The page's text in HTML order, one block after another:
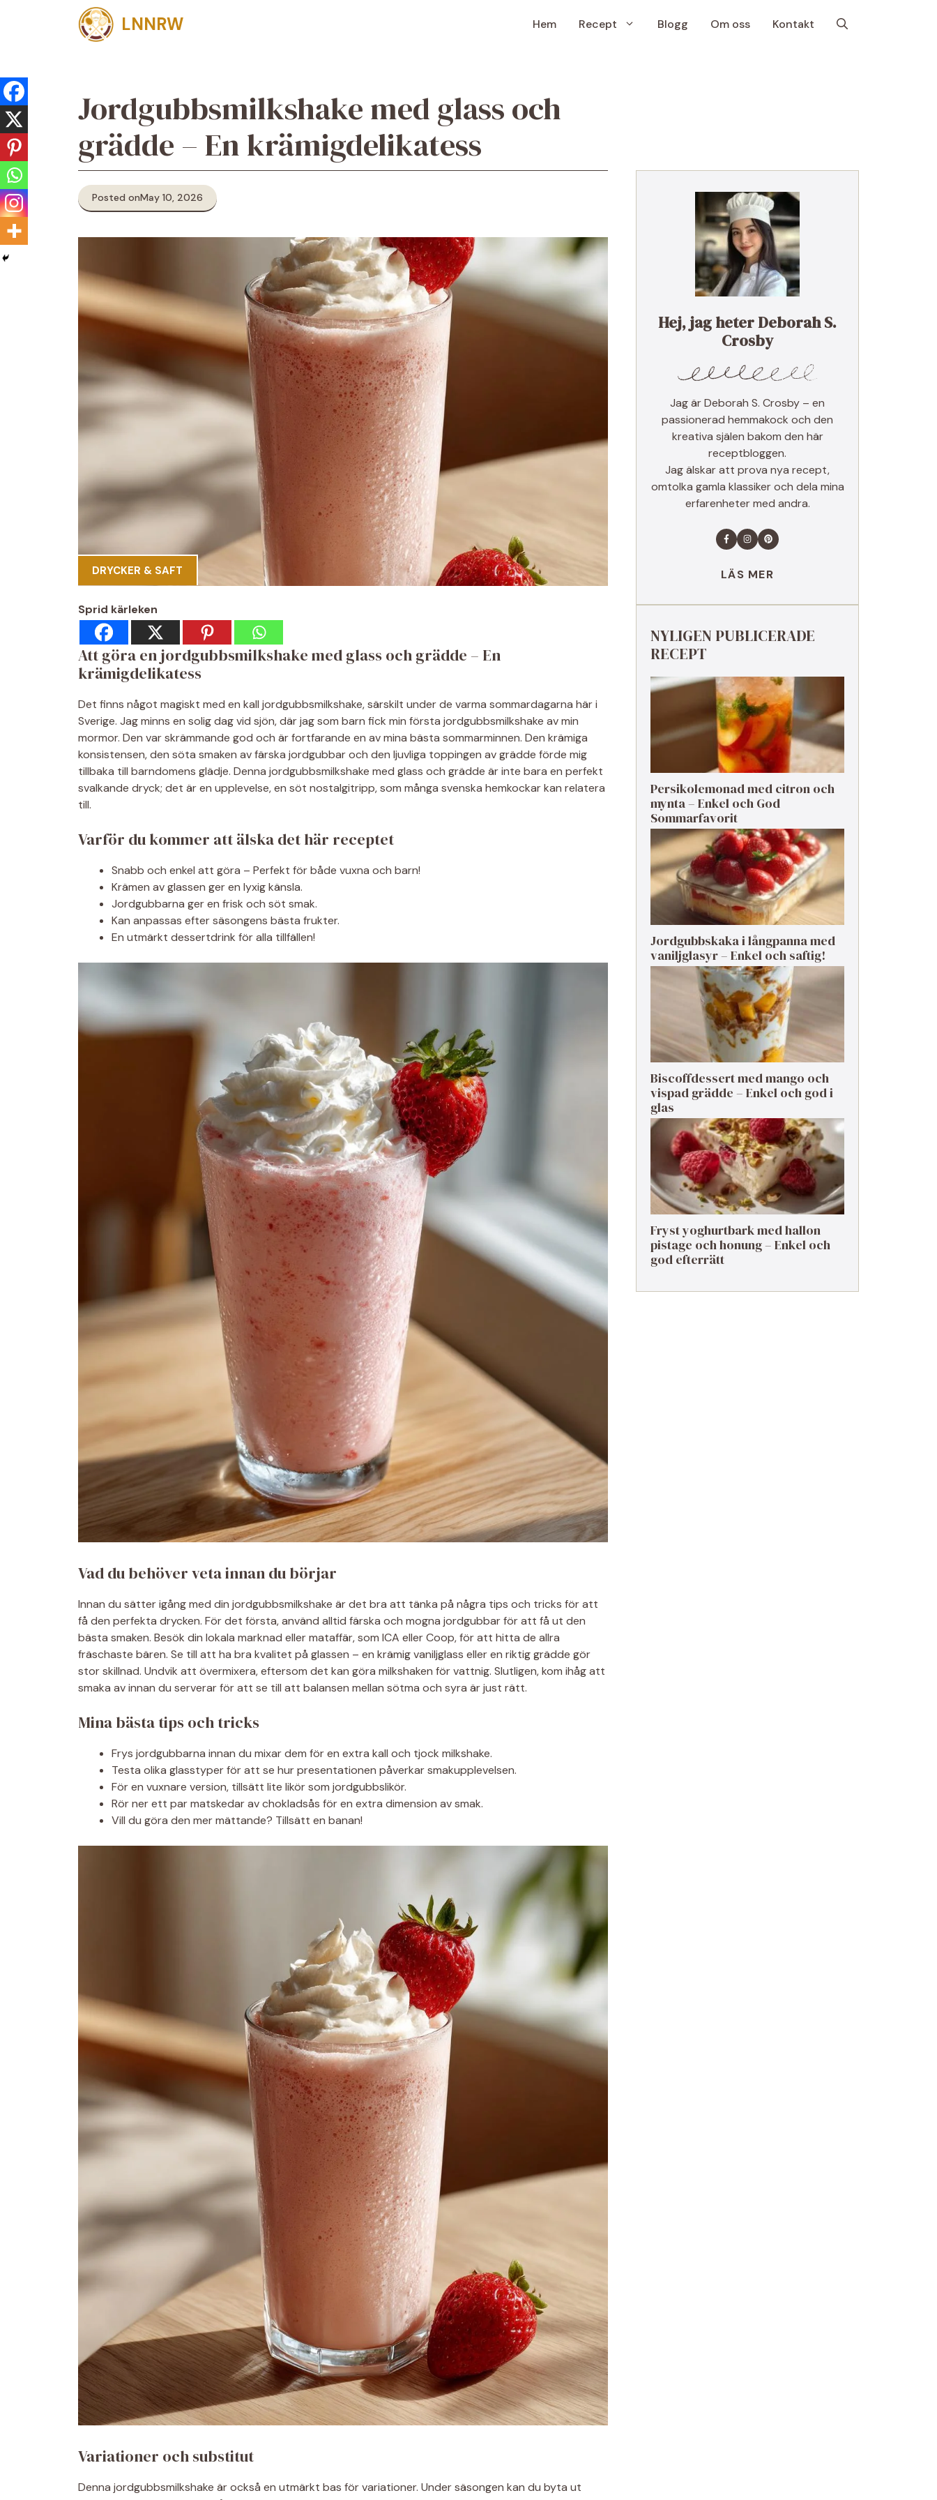
LNNRW Hem Recept Blogg Om oss Kontakt
Jordgubbsmilkshake med glass och
grädde – En krämigdelikatess
Posted onMay 10, 2026
DRYCKER & SAFT
Sprid kärleken
Att göra en jordgubbsmilkshake med glass och grädde – En
krämigdelikatess
Det finns något magiskt med en kall jordgubbsmilkshake, särskilt under de varma sommardagarna här i
Sverige. Jag minns en solig dag vid sjön, där jag som barn fick min första jordgubbsmilkshake av min
mormor. Den var skrämmande god och är fortfarande en av mina bästa sommarminnen. Den krämiga
konsistensen, den söta smaken av färska jordgubbar och den ljuvliga toppingen av grädde förde mig
tillbaka till barndomens glädje. Denna jordgubbsmilkshake med glass och grädde är inte bara en perfekt
svalkande dryck; det är en upplevelse, en söt nostalgitripp, som många svenska hemkockar kan relatera
till.
Varför du kommer att älska det här receptet
Snabb och enkel att göra – Perfekt för både vuxna och barn!
Krämen av glassen ger en lyxig känsla.
Jordgubbarna ger en frisk och söt smak.
Kan anpassas efter säsongens bästa frukter.
En utmärkt dessertdrink för alla tillfällen!
Vad du behöver veta innan du börjar
Innan du sätter igång med din jordgubbsmilkshake är det bra att tänka på några tips och tricks för att
få den perfekta drycken. För det första, använd alltid färska och mogna jordgubbar för att få ut den
bästa smaken. Besök din lokala marknad eller mataffär, som ICA eller Coop, för att hitta de allra
fräschaste bären. Se till att ha bra kvalitet på glassen – en krämig vaniljglass eller en riktig grädde gör
stor skillnad. Undvik att övermixera, eftersom det kan göra milkshaken för vattnig. Slutligen, kom ihåg att
smaka av innan du serverar för att se till att balansen mellan sötma och syra är just rätt.
Mina bästa tips och tricks
Frys jordgubbarna innan du mixar dem för en extra kall och tjock milkshake.
Testa olika glasstyper för att se hur presentationen påverkar smakupplevelsen.
För en vuxnare version, tillsätt lite likör som jordgubbslikör.
Rör ner ett par matskedar av chokladsås för en extra dimension av smak.
Vill du göra den mer mättande? Tillsätt en banan!
Variationer och substitut
Denna jordgubbsmilkshake är också en utmärkt bas för variationer. Under säsongen kan du byta ut
Hej, jag heter Deborah S.
Crosby
Jag är Deborah S. Crosby – en
passionerad hemmakock och den
kreativa själen bakom den här
receptbloggen.
Jag älskar att prova nya recept,
omtolka gamla klassiker och dela mina
erfarenheter med andra.
LÄS MER
NYLIGEN PUBLICERADE
RECEPT
Persikolemonad med citron och
mynta – Enkel och God
Sommarfavorit
Jordgubbskaka i långpanna med
vaniljglasyr – Enkel och saftig!
Biscoffdessert med mango och
vispad grädde – Enkel och god i
glas
Fryst yoghurtbark med hallon
pistage och honung – Enkel och
god efterrätt